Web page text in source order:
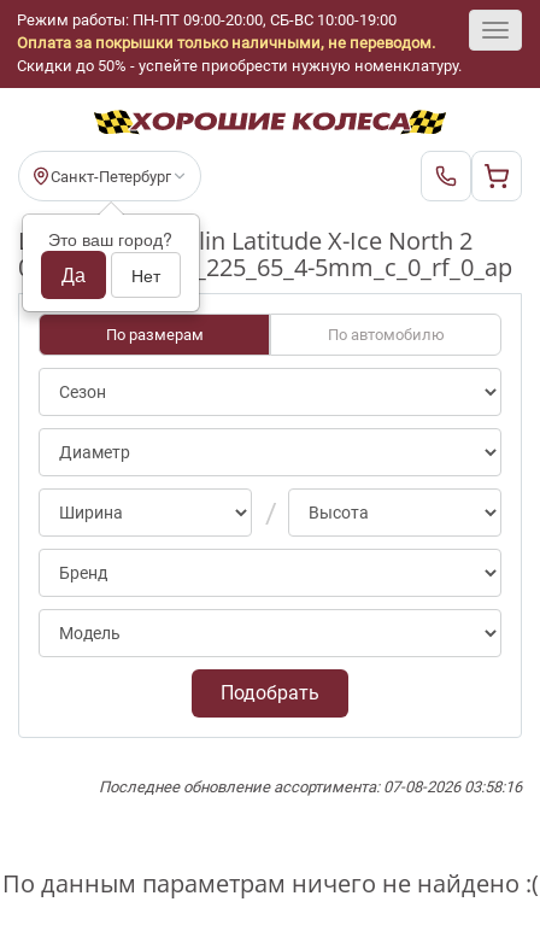
Режим работы: ПН-ПТ 09:00-20:00, СБ-ВС 10:00-19:00
Оплата за покрышки только наличными, не переводом.
Скидки до 50% - успейте приобрести нужную номенклатуру.
Санкт-Петербург
Это ваш город?
Да Нет
Шины бу Michelin Latitude X-Ice North 2
0/70-100pct R17_225_65_4-5mm_c_0_rf_0_ap
По размерам По автомобилю
Подобрать
Последнее обновление ассортимента: 07-08-2026 03:58:16
По данным параметрам ничего не найдено :(